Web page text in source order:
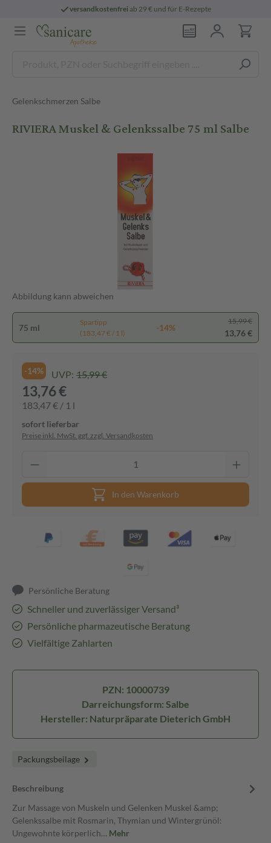
versandkostenfreiab 29 € und für E-Rezepte
Gelenkschmerzen Salbe
RIVIERA Muskel & Gelenkssalbe 75 ml Salbe
Abbildung kann abweichen
75 ml
Spartipp
(183,47 € / 1 l)
-14%
15,99 €
13,76 €
-14% UVP: 15,99 €
13,76 €
183,47 € / 1 l
sofort lieferbar
Preise inkl. MwSt. ggf. zzgl. Versandkosten
In den Warenkorb
Persönliche Beratung
Schneller und zuverlässiger Versand³
Persönliche pharmazeutische Beratung
Vielfältige Zahlarten
PZN: 10000739
Darreichungsform: Salbe
Hersteller: Naturpräparate Dieterich GmbH
Packungsbeilage
Beschreibung
Zur Massage von Muskeln und Gelenken Muskel &amp;
Gelenkssalbe mit Rosmarin, Thymian und Wintergrünöl:
Ungewohnte körperlich… Mehr